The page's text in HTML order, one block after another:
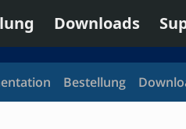
Downloads
Bestellung